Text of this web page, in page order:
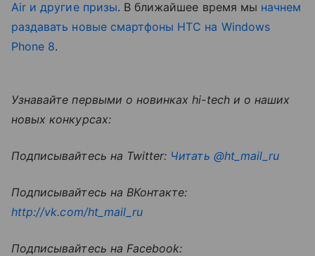
Air и другие призы. В ближайшее время мы начнем
раздавать новые смартфоны HTC на Windows
Phone 8.
Узнавайте первыми о новинках hi-tech и о наших
новых конкурсах:
Подписывайтесь на Twitter: Читать @ht_mail_ru
Подписывайтесь на ВКонтакте:
http://vk.com/ht_mail_ru
Подписывайтесь на Facebook: